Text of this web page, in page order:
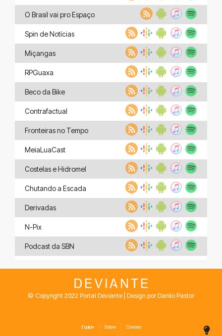
O Brasil vai pro Espaço
Spin de Notícias
Miçangas
RPGuaxa
Beco da Bike
Contrafactual
Fronteiras no Tempo
MeiaLuaCast
Costelas e Hidromel
Chutando a Escada
Derivadas
N-Pix
Podcast da SBN
© Copyright 2022 Portal Deviante | Design por Danilo Pastor
Equipe Sobre Contato